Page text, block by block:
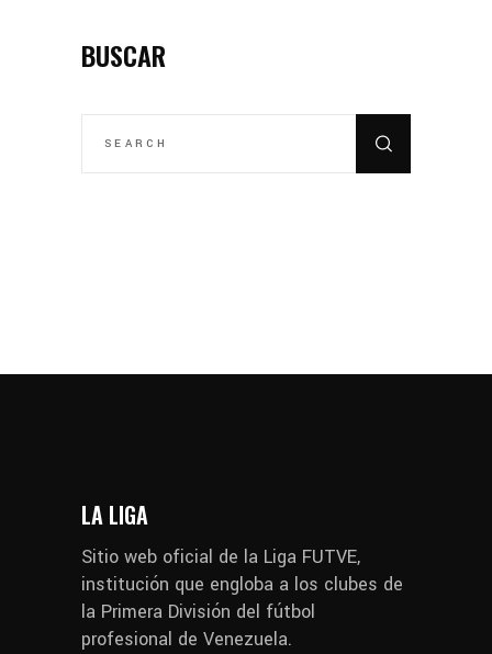
BUSCAR
LA LIGA
Sitio web oficial de la Liga FUTVE,
institución que engloba a los clubes de
la Primera División del fútbol
profesional de Venezuela.